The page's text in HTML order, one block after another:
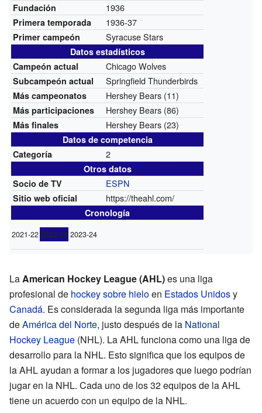
Fundación
1936
Primera temporada 1936-37
Primer campeón Syracuse Stars
Datos estadísticos
Campeón actual
Chicago Wolves
Subcampeón actual Springfield Thunderbirds
Más campeonatos Hershey Bears (11)
Más participaciones Hershey Bears (86)
Más finales Hershey Bears (23)
Datos de competencia
Categoría
2
Otros datos
Socio de TV
ESPN
Sitio web oficial https://theahl.com/
Cronología
2021-22 2022-23 2023-24
LaAmerican Hockey League (AHL)es una liga
profesional de hockey sobre hieloen Estados Unidosy
Canadá. Es considerada la segunda liga más importante
deAmérica del Norte, justo después de la National
Hockey League (NHL). La AHL funciona como una liga de
desarrollo para la NHL. Esto significa que los equipos de
la AHL ayudan a formar a los jugadores que luego podrían
jugar en la NHL. Cada uno de los 32 equipos de la AHL
tiene un acuerdo con un equipo de la NHL.